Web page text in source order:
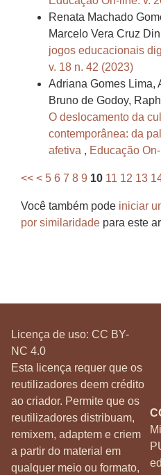
Renata Machado
Marcelo Vera Cruz
jogos educacionais
v. 18 n. 42 (2023)
Adriana Gomes Lima,
Bruno de Godoy,
O deslocamento da
contemporânea: da
afetiva , Educação
<< < 5 6 7 8 9 10 11 12 13
Você também pode iniciar
por similaridade para este
Licença de uso: CC BY-
NC 4.0
Esta licença requer que os
reutilizadores deem crédito
ao criador. Permite que os
reutilizadores distribuam,
remixem, adaptem e criem
a partir do material em
qualquer meio ou formato,